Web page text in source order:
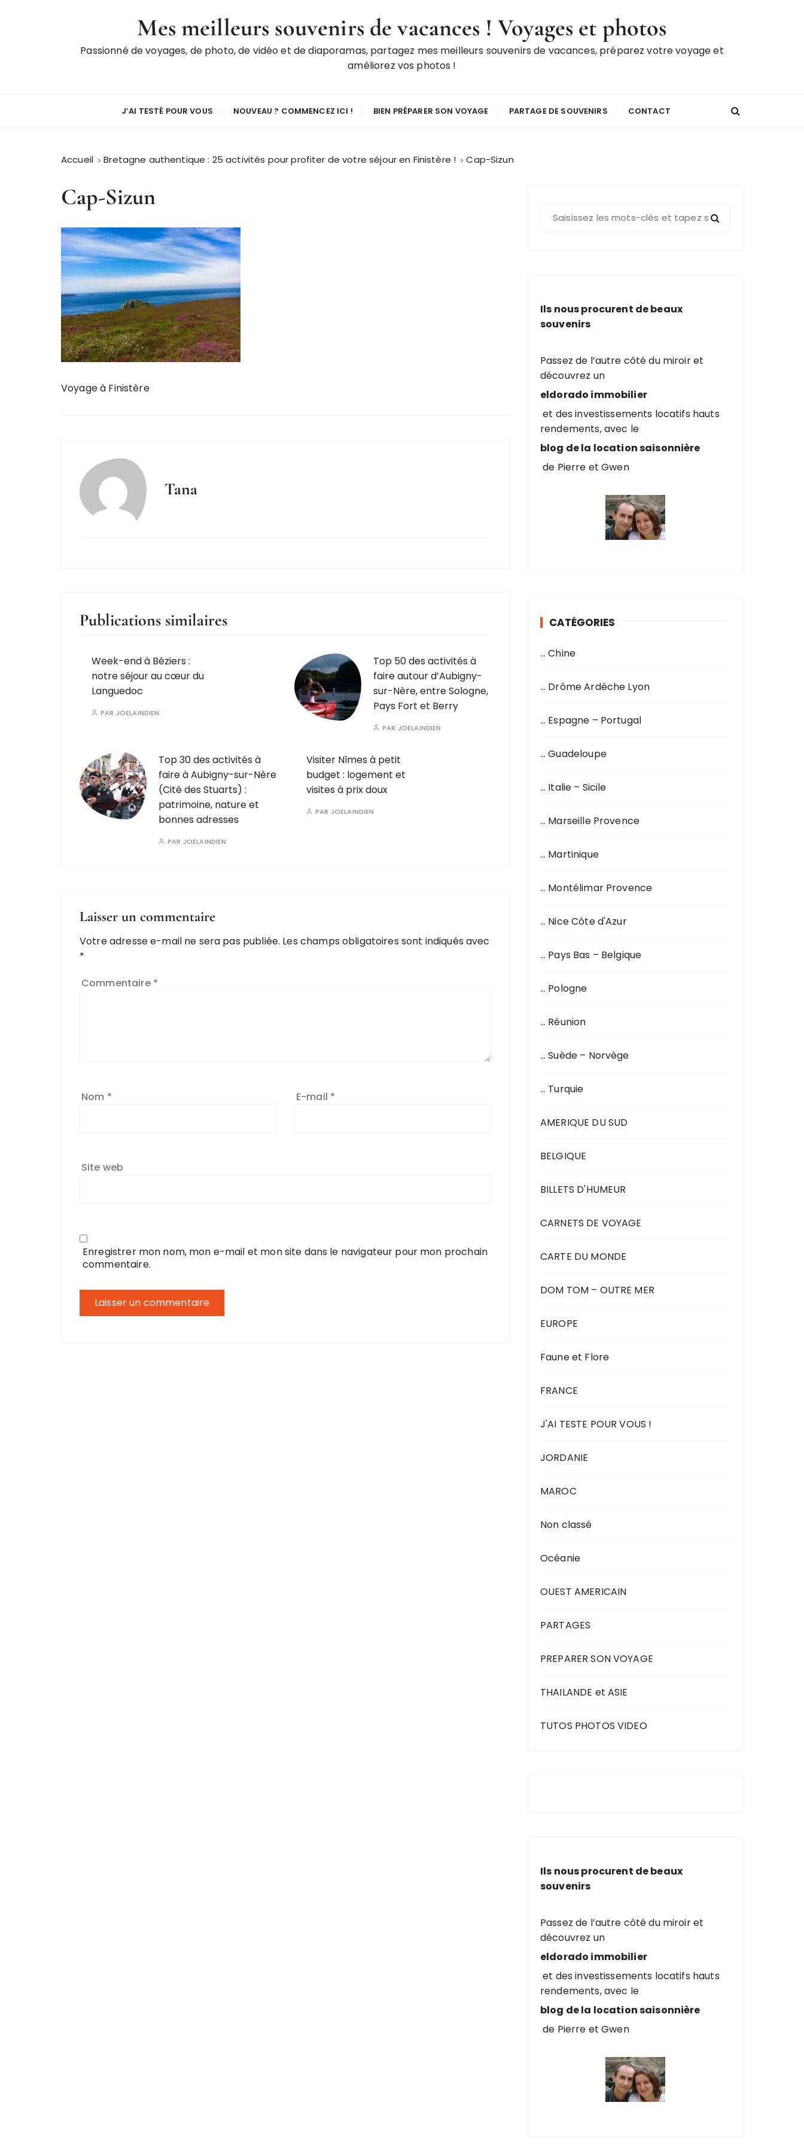
Mes meilleurs souvenirs de vacances ! Voyages et photos
Passionné de voyages, de photo, de vidéo et de diaporamas, partagez mes meilleurs souvenirs de vacances, préparez votre voyage et
améliorez vos photos !
J’AI TESTÉ POUR VOUS NOUVEAU ? COMMENCEZ ICI ! BIEN PRÉPARER SON VOYAGE PARTAGE DE SOUVENIRS CONTACT
Accueil Bretagne authentique : 25 activités pour profiter de votre séjour en Finistère ! Cap-Sizun
Cap-Sizun
Voyage à Finistère
Tana
Publications similaires
Week-end à Béziers :
notre séjour au cœur du
Languedoc
PAR JOELAINDIEN
Top 50 des activités à
faire autour d’Aubigny-
sur-Nère, entre Sologne,
Pays Fort et Berry
PAR JOELAINDIEN
Top 30 des activités à
faire à Aubigny-sur-Nère
(Cité des Stuarts) :
patrimoine, nature et
bonnes adresses
PAR JOELAINDIEN
Visiter Nîmes à petit
budget : logement et
visites à prix doux
PAR JOELAINDIEN
Laisser un commentaire
Votre adresse e-mail ne sera pas publiée. Les champs obligatoires sont indiqués avec
*
Commentaire *
Nom * E-mail *
Site web
Enregistrer mon nom, mon e-mail et mon site dans le navigateur pour mon prochain
commentaire.
h
e
o
u
r
Ils nous procurent de beaux
souvenirs
Passez de l’autre côté du miroir et
découvrez un
eldorado immobilier
et des investissements locatifs hauts
rendements, avec le
blog de la location saisonnière
de Pierre et Gwen
CATÉGORIES
… Chine
… Drôme Ardèche Lyon
… Espagne – Portugal
… Guadeloupe
… Italie – Sicile
… Marseille Provence
… Martinique
… Montélimar Provence
… Nice Côte d'Azur
… Pays Bas – Belgique
… Pologne
… Réunion
… Suède – Norvège
… Turquie
AMERIQUE DU SUD
BELGIQUE
BILLETS D'HUMEUR
CARNETS DE VOYAGE
CARTE DU MONDE
DOM TOM – OUTRE MER
EUROPE
Faune et Flore
FRANCE
J'AI TESTE POUR VOUS !
JORDANIE
MAROC
Non classé
Océanie
OUEST AMERICAIN
PARTAGES
PREPARER SON VOYAGE
THAILANDE et ASIE
TUTOS PHOTOS VIDEO
Ils nous procurent de beaux
souvenirs
Passez de l’autre côté du miroir et
découvrez un
eldorado immobilier
et des investissements locatifs hauts
rendements, avec le
blog de la location saisonnière
de Pierre et Gwen